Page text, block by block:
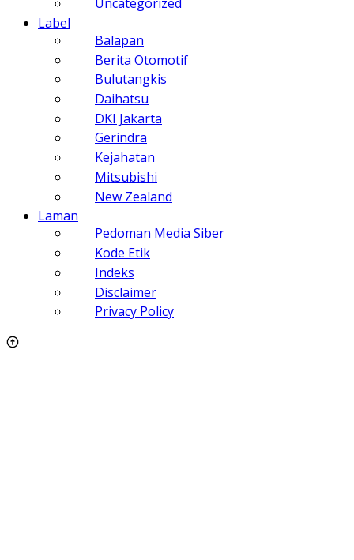
Label
Balapan
Berita Otomotif
Bulutangkis
Daihatsu
DKI Jakarta
Gerindra
Kejahatan
Mitsubishi
New Zealand
Laman
Pedoman Media Siber
Kode Etik
Indeks
Disclaimer
Privacy Policy